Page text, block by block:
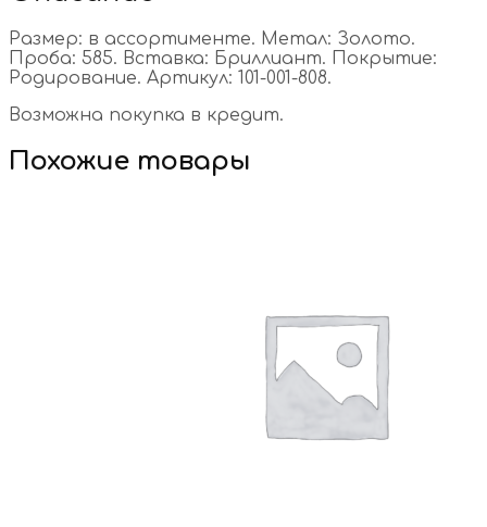
Размер: в ассортименте. Метал: Золото.
Проба: 585. Вставка: Бриллиант. Покрытие:
Родирование. Артикул: 101-001-808.
Возможна покупка в кредит.
Похожие товары